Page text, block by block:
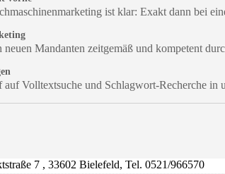
ist klar: Exakt dann bei
neuen Mandanten zeitgemäß und kompetent
Volltextsuche und Schlagwort-Recherche in
7 , 33602 Bielefeld, Tel. 0521/966570